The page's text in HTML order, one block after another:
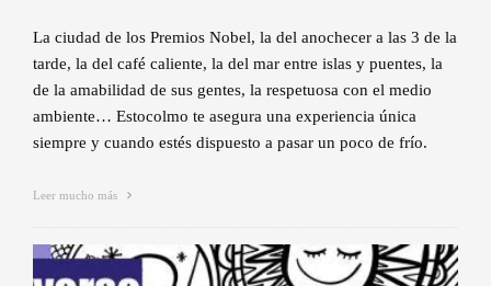
La ciudad de los Premios Nobel, la del anochecer a las 3 de la
tarde, la del café caliente, la del mar entre islas y puentes, la
de la amabilidad de sus gentes, la respetuosa con el medio
ambiente… Estocolmo te asegura una experiencia única
siempre y cuando estés dispuesto a pasar un poco de frío.
Leer mucho más